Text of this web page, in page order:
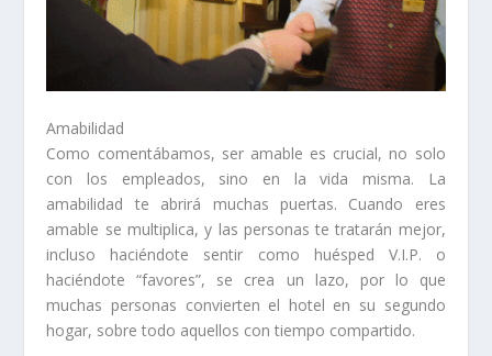
Amabilidad
Como comentábamos, ser amable es crucial, no solo
con los empleados, sino en la vida misma. La
amabilidad te abrirá muchas puertas. Cuando eres
amable se multiplica, y las personas te tratarán mejor,
incluso haciéndote sentir como huésped V.I.P. o
haciéndote “favores”, se crea un lazo, por lo que
muchas personas convierten el hotel en su segundo
hogar, sobre todo aquellos con tiempo compartido.